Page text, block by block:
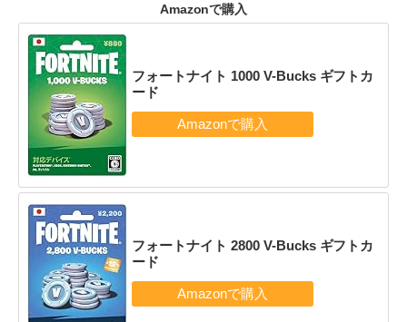
Amazonで購入
フォートナイト 1000 V-Bucks ギフトカ
ード
フォートナイト 2800 V-Bucks ギフトカ
ード